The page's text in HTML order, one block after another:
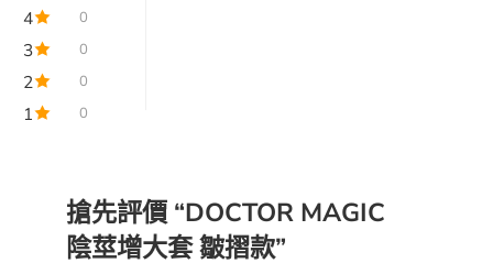
4 0
3 0
2 0
1 0
搶先評價 “DOCTOR MAGIC
陰莖增大套 皺摺款”